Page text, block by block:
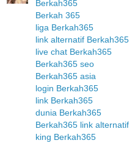
Berkah365
Berkah 365
liga Berkah365
link alternatif Berkah365
live chat Berkah365
Berkah365 seo
Berkah365 asia
login Berkah365
link Berkah365
dunia Berkah365
Berkah365 link alternatif
king Berkah365